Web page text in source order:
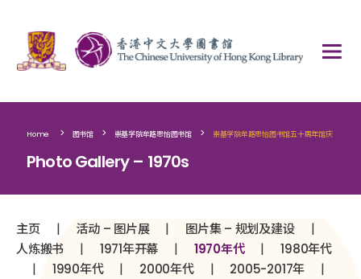
Home > 图书馆 > 崇基学院牟路思怡图书馆 > 崇基学院牟路思怡图书馆五十周年馆庆
Photo Gallery – 1970s
主页 | 活动 – 图片展 | 图片集 – 规划及建设 |
人炼搬书 | 1971年开幕 | 1970年代 | 1980年代
| 1990年代 | 2000年代 | 2005-2017年 |